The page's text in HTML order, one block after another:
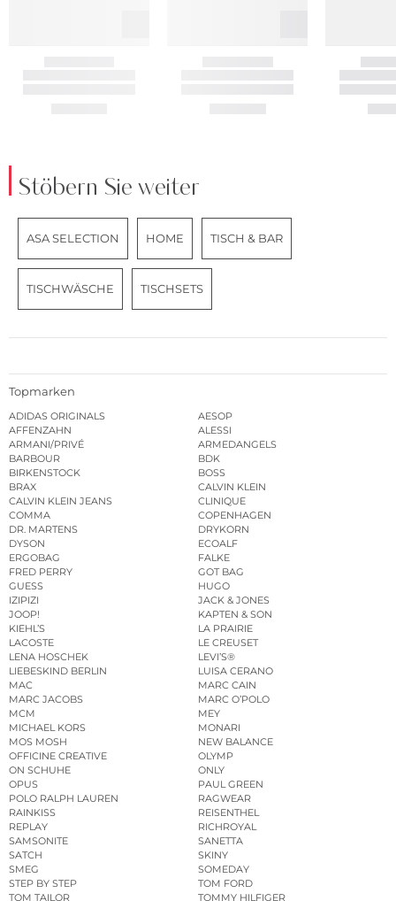
Stöbern Sie weiter
ASA SELECTION HOME TISCH & BAR
TISCHWÄSCHE TISCHSETS
Topmarken
ADIDAS ORIGINALS
AESOP
AFFENZAHN
ALESSI
ARMANI/PRIVÉ
ARMEDANGELS
BARBOUR
BDK
BIRKENSTOCK
BOSS
BRAX
CALVIN KLEIN
CALVIN KLEIN JEANS
CLINIQUE
COMMA
COPENHAGEN
DR. MARTENS
DRYKORN
DYSON
ECOALF
ERGOBAG
FALKE
FRED PERRY
GOT BAG
GUESS
HUGO
IZIPIZI
JACK & JONES
JOOP!
KAPTEN & SON
KIEHL’S
LA PRAIRIE
LACOSTE
LE CREUSET
LENA HOSCHEK
LEVI’S®
LIEBESKIND BERLIN
LUISA CERANO
MAC
MARC CAIN
MARC JACOBS
MARC O’POLO
MCM
MEY
MICHAEL KORS
MONARI
MOS MOSH
NEW BALANCE
OFFICINE CREATIVE
OLYMP
ON SCHUHE
ONLY
OPUS
PAUL GREEN
POLO RALPH LAUREN
RAGWEAR
RAINKISS
REISENTHEL
REPLAY
RICHROYAL
SAMSONITE
SANETTA
SATCH
SKINY
SMEG
SOMEDAY
STEP BY STEP
TOM FORD
TOM TAILOR
TOMMY HILFIGER